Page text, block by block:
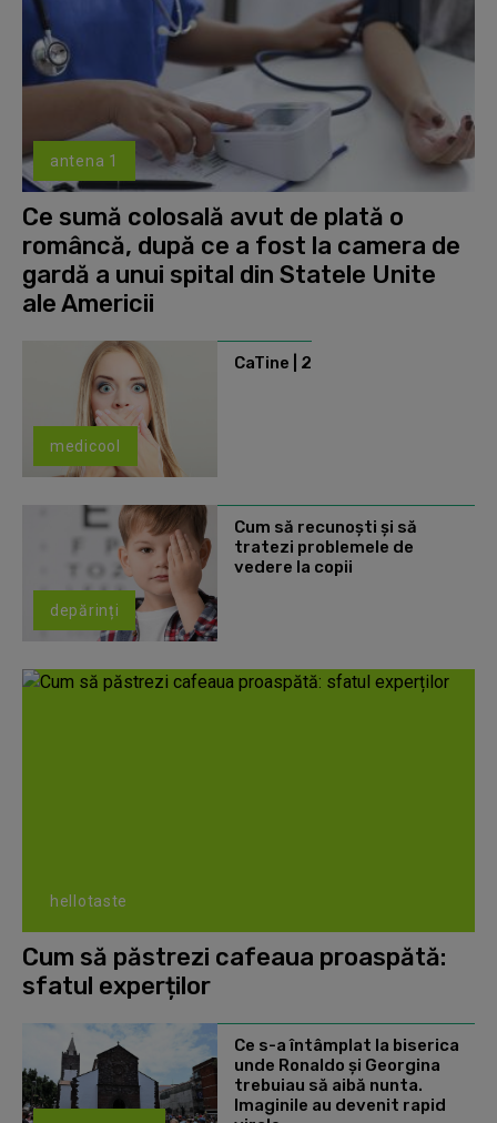
antena 1
Ce sumă colosală avut de plată o
româncă, după ce a fost la camera de
gardă a unui spital din Statele Unite
ale Americii
medicool
CaTine | 2
depărinți
Cum să recunoști și să
tratezi problemele de
vedere la copii
hellotaste
Cum să păstrezi cafeaua proaspătă:
sfatul experților
Ce s-a întâmplat la biserica
unde Ronaldo şi Georgina
trebuiau să aibă nunta.
Imaginile au devenit rapid